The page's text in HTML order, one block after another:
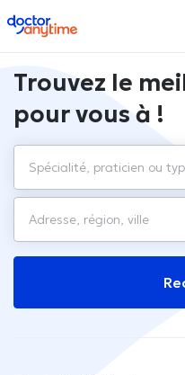
doctoranytime
Trouvez le
pour vous à !